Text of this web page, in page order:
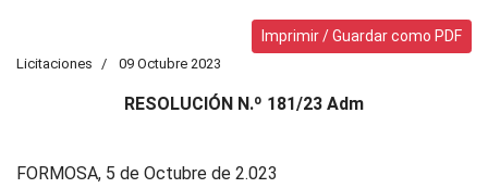
Imprimir / Guardar como PDF
Licitaciones 09 Octubre 2023
RESOLUCIÓN N.º 181/23 Adm
FORMOSA, 5 de Octubre de 2.023